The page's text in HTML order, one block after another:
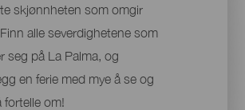
skjønnheten som omgir
alle severdighetene som
seg på La Palma, og
en ferie med mye å se og
fortelle om!